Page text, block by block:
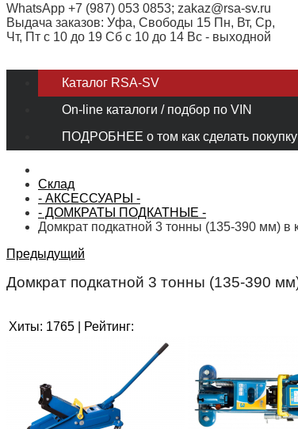
WhatsApp +7 (987) 053 0853; zakaz@rsa-sv.ru
Выдача заказов: Уфа, Свободы 15 Пн, Вт, Ср,
Чт, Пт с 10 до 19 Сб с 10 до 14 Вс - выходной
Каталог RSA-SV
On-line каталоги / подбор по VIN
ПОДРОБНЕЕ о том как сделать покупку
Склад
- АКСЕССУАРЫ -
- ДОМКРАТЫ ПОДКАТНЫЕ -
Домкрат подкатной 3 тонны (135-390 мм) в
Предыдущий
Домкрат подкатной 3 тонны (135-390
Хиты: 1765 Рейтинг: